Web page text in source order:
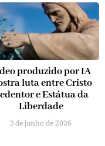
produzido por IA
luta entre Cristo
e Estátua da
Liberdade
3 de junho de 2026